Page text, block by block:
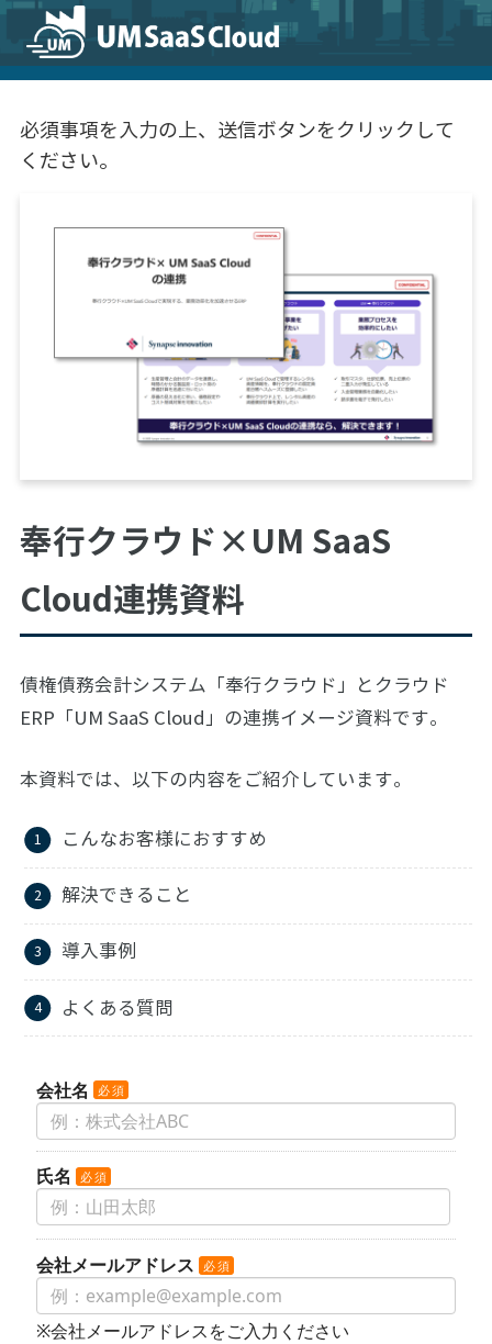
必須事項を入力の上、送信ボタンをクリックして
ください。
奉行クラウド×UM SaaS
Cloud連携資料
債権債務会計システム「奉行クラウド」とクラウド
ERP「UM SaaS Cloud」の連携イメージ資料です。
本資料では、以下の内容をご紹介しています。
こんなお客様におすすめ
解決できること
導入事例
よくある質問